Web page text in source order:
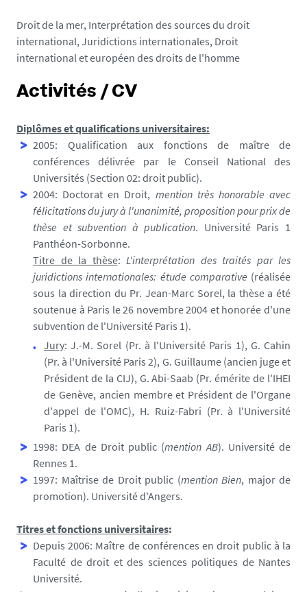
Droit de la mer, Interprétation des sources du droit
international, Juridictions internationales, Droit
international et européen des droits de l'homme
Activités / CV
Diplômes et qualifications universitaires:
2005: Qualification aux fonctions de maître de
conférences délivrée par le Conseil National des
Universités (Section 02: droit public).
2004: Doctorat en Droit, mention très honorable avec
félicitations du jury à l'unanimité, proposition pour prix de
thèse et subvention à publication. Université Paris 1
Panthéon-Sorbonne.
Titre de la thèse: L'interprétation des traités par les
juridictions internationales: étude comparative (réalisée
sous la direction du Pr. Jean-Marc Sorel, la thèse a été
soutenue à Paris le 26 novembre 2004 et honorée d'une
subvention de l'Université Paris 1).
Jury: J.-M. Sorel (Pr. à l'Université Paris 1), G. Cahin
(Pr. à l'Université Paris 2), G. Guillaume (ancien juge et
Président de la CIJ), G. Abi-Saab (Pr. émérite de l'IHEI
de Genève, ancien membre et Président de l'Organe
d'appel de l'OMC), H. Ruiz-Fabri (Pr. à l'Université
Paris 1).
1998: DEA de Droit public (mention AB). Université de
Rennes 1.
1997: Maîtrise de Droit public (mention Bien, major de
promotion). Université d'Angers.
Titres et fonctions universitaires:
Depuis 2006: Maître de conférences en droit public à la
Faculté de droit et des sciences politiques de Nantes
Université.